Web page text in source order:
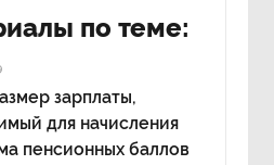
по теме:
зарплаты,
для начисления
пенсионных баллов